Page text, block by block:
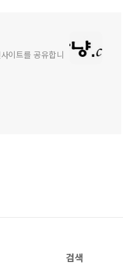
이트를 공유합니
검색